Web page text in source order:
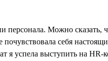
Можно сказать,
себя
я успела выступить на